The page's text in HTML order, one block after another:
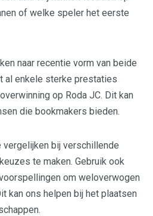
of welke speler het eerste
naar recentie vorm van beide
al enkele sterke prestaties
op Roda JC. Dit kan
die bookmakers bieden.
bij verschillende
te maken. Gebruik ook
om weloverwogen
kan ons helpen bij het plaatsen